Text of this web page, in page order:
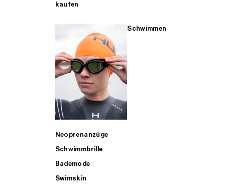
kaufen
Schwimmen
Neoprenanzüge
Schwimmbrille
Bademode
Swimskin